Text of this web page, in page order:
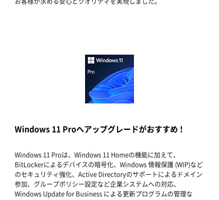
Windows 11 Proへアップグレードがおすすめ !
Windows 11 Proは、Windows 11 Homeの機能に加えて、
BitLockerによるデバイスの暗号化、Windows 情報保護 (WIP)など
のセキュリティ強化、Active Directoryのサポートによるドメイン
参加、グループポリシー設定など企業システムへの対応、
Windows Update for Business による更新プログラムの管理な